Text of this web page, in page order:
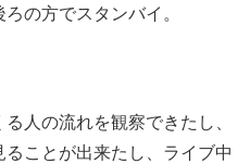
の方でスタンバイ。
人の流れを観察できたし、
ことが出来たし、ライブ中